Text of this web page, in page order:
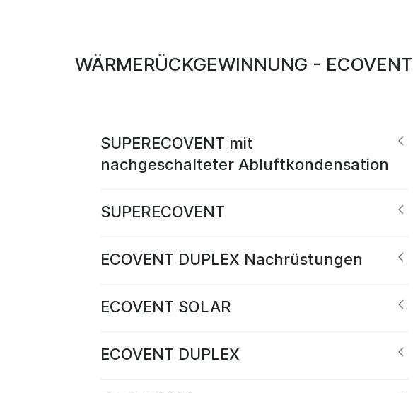
WÄRMERÜCKGEWINNUNG - ECOVENT
SUPERECOVENT mit
nachgeschalteter Abluftkondensation
SUPERECOVENT
ECOVENT DUPLEX Nachrüstungen
ECOVENT SOLAR
ECOVENT DUPLEX